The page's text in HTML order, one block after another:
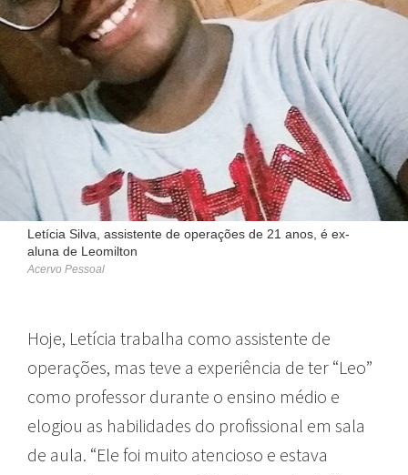
Letícia Silva, assistente de operações de 21 anos, é ex-
aluna de Leomilton
Acervo Pessoal
Hoje, Letícia trabalha como assistente de
operações, mas teve a experiência de ter “Leo”
como professor durante o ensino médio e
elogiou as habilidades do profissional em sala
de aula. “Ele foi muito atencioso e estava